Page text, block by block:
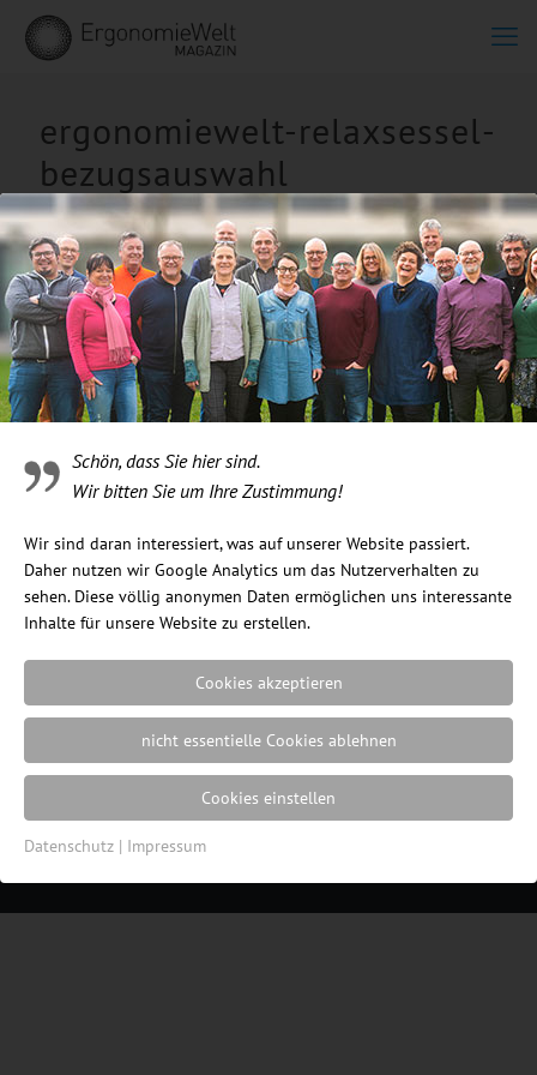
ergonomiewelt-relaxsessel-
bezugsauswahl
Ein Blog des InternetshopsErgonomieWelt.de
|Impressum|Datenschutz|Cookie
| Webdesign von der
Werbeagentur in Lübeck
Schön, dass Sie hier sind.
Wir bitten Sie um Ihre Zustimmung!
Wir sind daran interessiert, was auf unserer Website passiert.
Daher nutzen wir Google Analytics um das Nutzerverhalten zu
sehen. Diese völlig anonymen Daten ermöglichen uns interessante
Inhalte für unsere Website zu erstellen.
Cookies akzeptieren
nicht essentielle Cookies ablehnen
Cookies einstellen
Datenschutz | Impressum